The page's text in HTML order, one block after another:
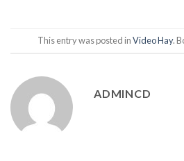
This entry was posted inVideo Hay.
ADMINCD